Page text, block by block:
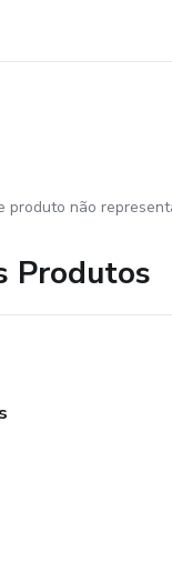
produto não
Produtos